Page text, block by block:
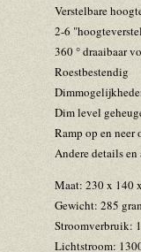
Verstelbare
2-6
360 ° draaibaar
Roestbestendig
Dim level
Ramp op en neer
Andere details
Maat: 230 x 140
Gewicht: 285
Stroomverbruik:
Lichtstroom: